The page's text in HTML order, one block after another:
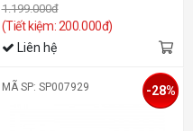
1.199.000đ
(Tiết kiệm: 200.000đ)
Liên hệ
MÃ SP: SP007929 -28%